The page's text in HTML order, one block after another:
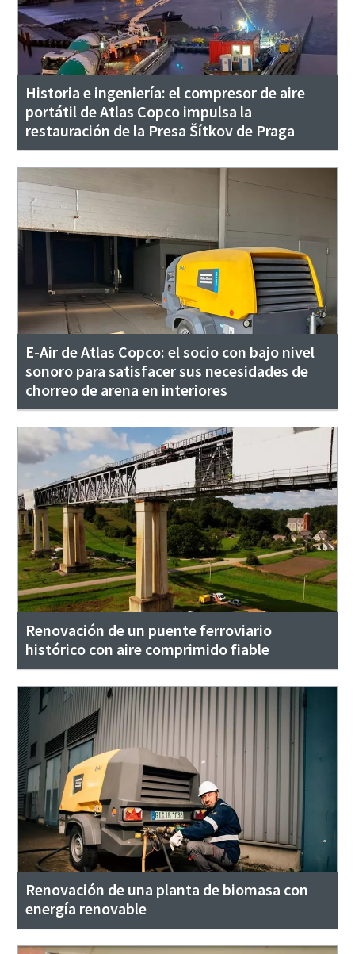
Historia e ingeniería: el compresor de aire
portátil de Atlas Copco impulsa la
restauración de la Presa Šítkov de Praga
E-Air de Atlas Copco: el socio con bajo nivel
sonoro para satisfacer sus necesidades de
chorreo de arena en interiores
Renovación de un puente ferroviario
histórico con aire comprimido fiable
Renovación de una planta de biomasa con
energía renovable